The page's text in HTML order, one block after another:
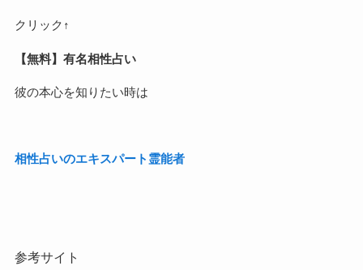
クリック↑
【無料】有名相性占い
彼の本心を知りたい時は
相性占いのエキスパート霊能者
参考サイト